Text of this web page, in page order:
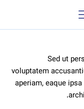
Sed ut
voluptatem
aperiam, eaque